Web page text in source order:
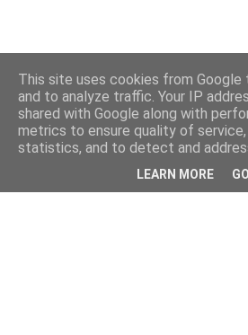
This site uses cookies from
and to analyze traffic. Your IP
shared with Google along with
metrics to ensure quality of
statistics, and to detect and
LEARN MORE